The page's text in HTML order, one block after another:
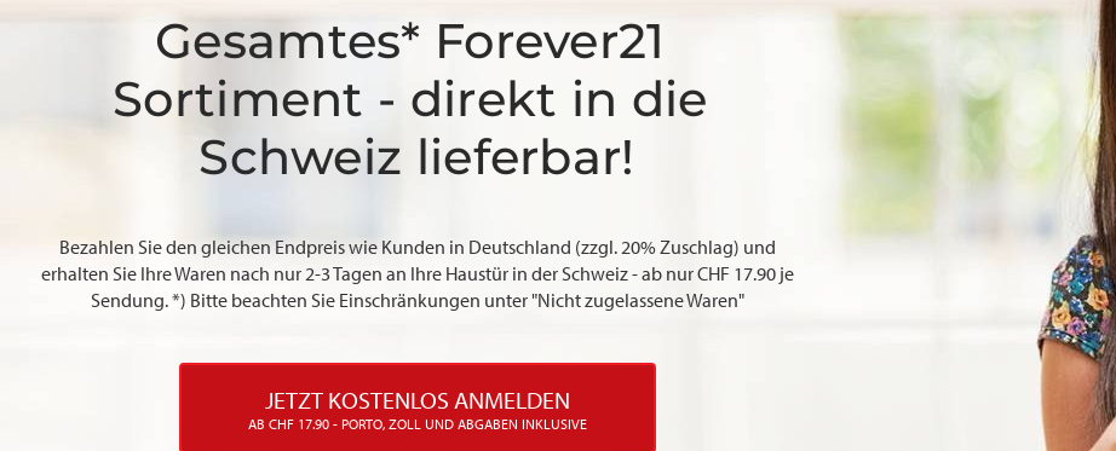
Gesamtes* Forever21
Sortiment - direkt in die
Schweiz lieferbar!
Bezahlen Sie den gleichen Endpreis wie Kunden in Deutschland (zzgl. 20% Zuschlag) und
erhalten Sie Ihre Waren nach nur 2-3 Tagen an Ihre Haustür in der Schweiz - ab nur CHF 17.90 je
Sendung. *) Bitte beachten Sie Einschränkungen unter "Nicht zugelassene Waren"
JETZT KOSTENLOS ANMELDEN
AB CHF 17.90 - PORTO, ZOLL UND ABGABEN INKLUSIVE